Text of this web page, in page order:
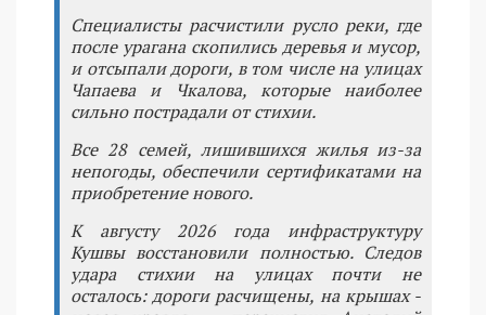
Специалисты расчистили русло реки, где
после урагана скопились деревья и мусор,
и отсыпали дороги, в том числе на улицах
Чапаева и Чкалова, которые наиболее
сильно пострадали от стихии.
Все 28 семей, лишившихся жилья из-за
непогоды, обеспечили сертификатами на
приобретение нового.
К августу 2026 года инфраструктуру
Кушвы восстановили полностью. Следов
удара стихии на улицах почти не
осталось: дороги расчищены, на крышах -